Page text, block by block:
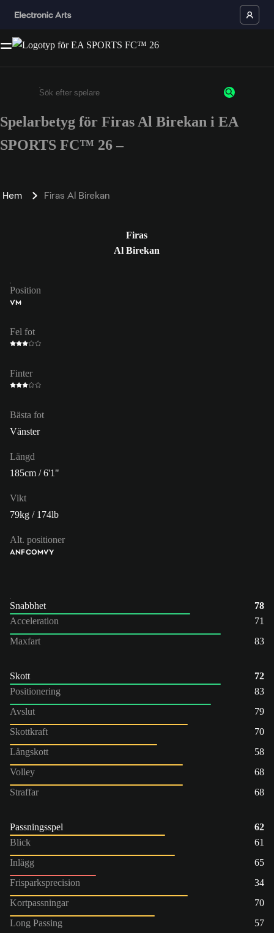
Ange minst 3 tecken eller siffror
Spelarbetyg för Firas Al Birekan i EA
SPORTS FC™ 26 –
Hem Firas Al Birekan
Firas
Al Birekan
Position
VM
Fel fot
Finter
Bästa fot
Vänster
Längd
185cm / 6'1"
Vikt
79kg / 174lb
Alt. positioner
ANFCOMVY
Snabbhet
78
Acceleration
71
Maxfart
83
Skott
72
Positionering
83
Avslut
79
Skottkraft
70
Långskott
58
Volley
68
Straffar
68
Passningsspel
62
Blick
61
Inlägg
65
Frisparksprecision
34
Kortpassningar
70
Long Passing
57